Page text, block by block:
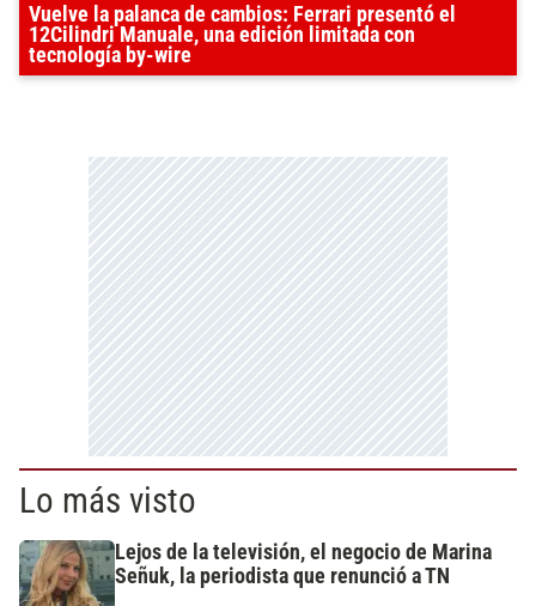
Vuelve la palanca de cambios: Ferrari presentó el
12Cilindri Manuale, una edición limitada con
tecnología by-wire
Lo más visto
Lejos de la televisión, el negocio de Marina
Señuk, la periodista que renunció a TN